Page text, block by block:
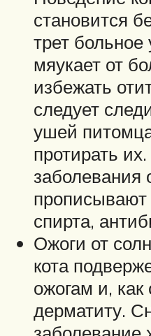
становится
трет
мяукает от
избежать
следует
ушей
протирать
заболевания
прописывают
спирта,
Ожоги от
кота
ожогам и, как
дерматиту.